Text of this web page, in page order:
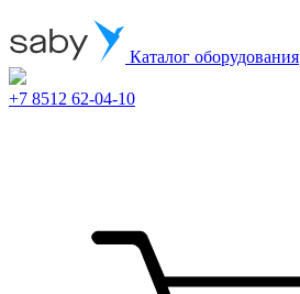
Каталог оборудования
+7 8512 62-04-10